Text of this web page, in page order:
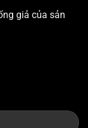
giả của sản